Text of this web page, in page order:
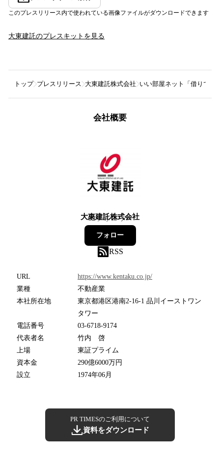
このプレスリリース内で使われている画像ファイルがダウンロードできます
大東建託のプレスキットを見る
トップ プレスリリース 大東建託株式会社 いい部屋ネット「借りて住
会社概要
大東建託株式会社
62フォロワー
フォロー
RSS
URL
https://www.kentaku.co.jp/
業種
不動産業
本社所在地
東京都港区港南2-16-1 品川イーストワン
タワー
電話番号
03-6718-9174
代表者名
竹内 啓
上場
東証プライム
資本金
290億6000万円
設立
1974年06月
PR TIMESのご利用について
資料をダウンロード